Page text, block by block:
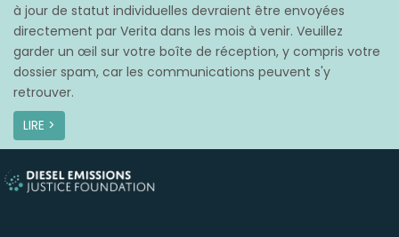
à jour de statut individuelles devraient être envoyées
directement par Verita dans les mois à venir. Veuillez
garder un œil sur votre boîte de réception, y compris votre
dossier spam, car les communications peuvent s'y
retrouver.
LIRE >